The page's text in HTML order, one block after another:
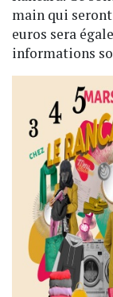
main qui
euros sera
informations